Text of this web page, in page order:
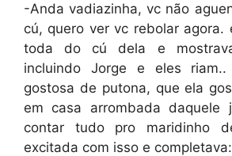
-Anda vadiazinha, vc não
cú, quero ver vc rebolar agora.
toda do cú dela e
incluindo Jorge e eles
gostosa de putona, que ela
em casa arrombada daquele
contar tudo pro maridinho
excitada com isso e completava: